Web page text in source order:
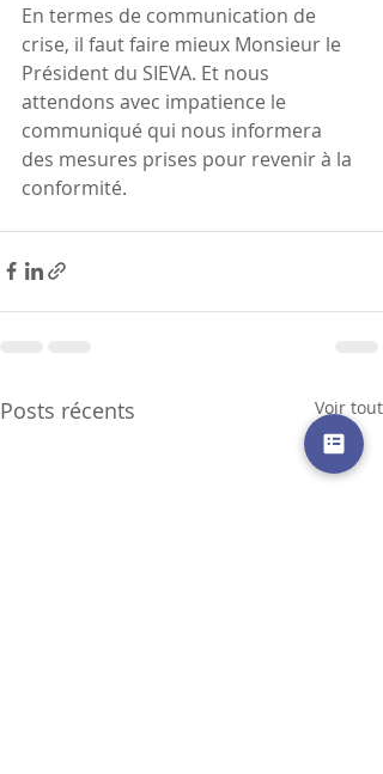
En termes de communication de
crise, il faut faire mieux Monsieur le
Président du SIEVA. Et nous
attendons avec impatience le
communiqué qui nous informera
des mesures prises pour revenir à la
conformité.
Posts récents Voir tout